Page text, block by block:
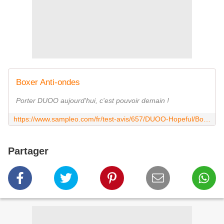
Boxer Anti-ondes
Porter DUOO aujourd'hui, c'est pouvoir demain !
Partager